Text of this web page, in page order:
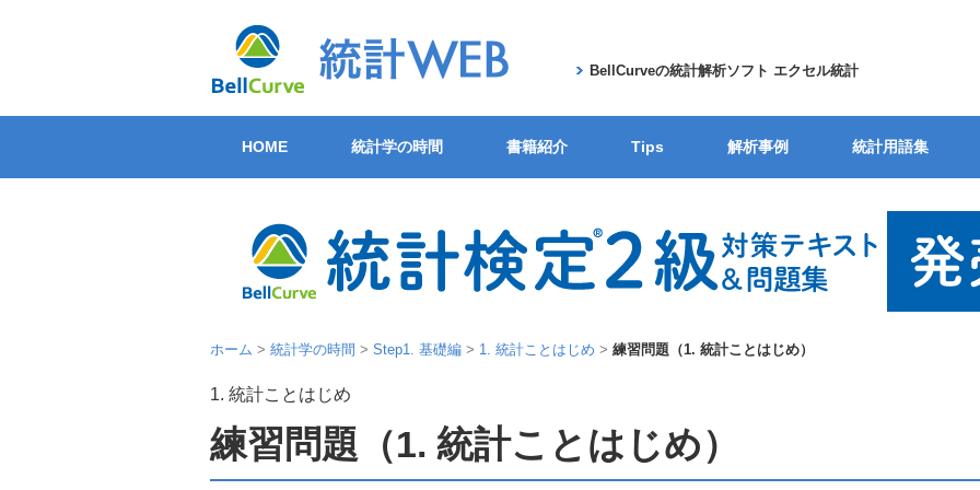
BellCurveの統計解析ソフト エクセル統計
HOME 統計学の時間 書籍紹介 Tips 解析事例 統計用語集
ホーム > 統計学の時間 > Step1. 基礎編 > 1. 統計ことはじめ > 練習問題（1. 統計ことはじめ）
1. 統計ことはじめ
練習問題（1. 統計ことはじめ）